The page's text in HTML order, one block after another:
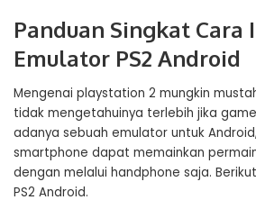
Panduan Singkat Cara
Emulator PS2 Android
Mengenai playstation 2 mungkin
tidak mengetahuinya terlebih jika
adanya sebuah emulator untuk
smartphone dapat memainkan
dengan melalui handphone saja.
PS2 Android.